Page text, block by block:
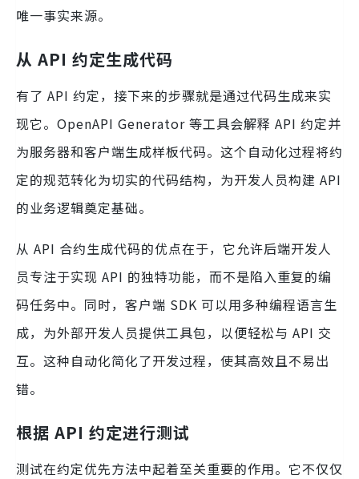
唯一事实来源。
从 API 约定生成代码
有了 API 约定，接下来的步骤就是通过代码生成来实
现它。OpenAPI Generator 等工具会解释 API 约定并
为服务器和客户端生成样板代码。这个自动化过程将约
定的规范转化为切实的代码结构，为开发人员构建 API
的业务逻辑奠定基础。
从 API 合约生成代码的优点在于，它允许后端开发人
员专注于实现 API 的独特功能，而不是陷入重复的编
码任务中。同时，客户端 SDK 可以用多种编程语言生
成，为外部开发人员提供工具包，以便轻松与 API 交
互。这种自动化简化了开发过程，使其高效且不易出
错。
根据 API 约定进行测试
测试在约定优先方法中起着至关重要的作用。它不仅仅